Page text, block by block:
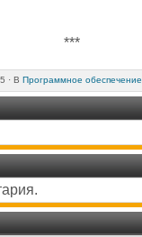
***
· В Программное обеспечение